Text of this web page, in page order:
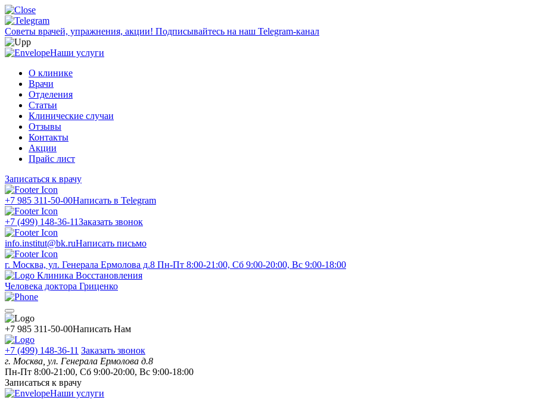
Советы врачей, упражнения, акции! Подписывайтесь на наш Telegram-канал
Наши услуги
О клинике
Врачи
Отделения
Статьи
Клинические случаи
Отзывы
Контакты
Акции
Прайс лист
Записаться к врачу
+7 985 311-50-00Написать в Telegram
+7 (499) 148-36-11Заказать звонок
info.institut@bk.ruНаписать письмо
г. Москва, ул. Генерала Ермолова д.8 Пн-Пт 8:00-21:00, Сб 9:00-20:00, Вс 9:00-18:00
Клиника Восстановления
Человека доктора Гриценко
+7 985 311-50-00Написать Нам
+7 (499) 148-36-11 Заказать звонок
г. Москва, ул. Генерала Ермолова д.8
Пн-Пт 8:00-21:00, Сб 9:00-20:00, Вс 9:00-18:00
Записаться к врачу
Наши услуги